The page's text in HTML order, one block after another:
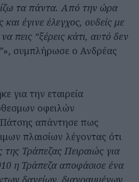
τα πάντα. Από την ώρα
έγινε έλεγχος, ουδείς με
πεις “ξέρεις κάτι, αυτό δεν
», συμπλήρωσε ο Ανδρέας
για την εταιρεία
οφειλών
απάντησε πως
πλαισίων λέγοντας ότι
Τράπεζας Πειραιώς για
η Τράπεζα αποφάσισε ένα
δανείων, διαγραμμένων